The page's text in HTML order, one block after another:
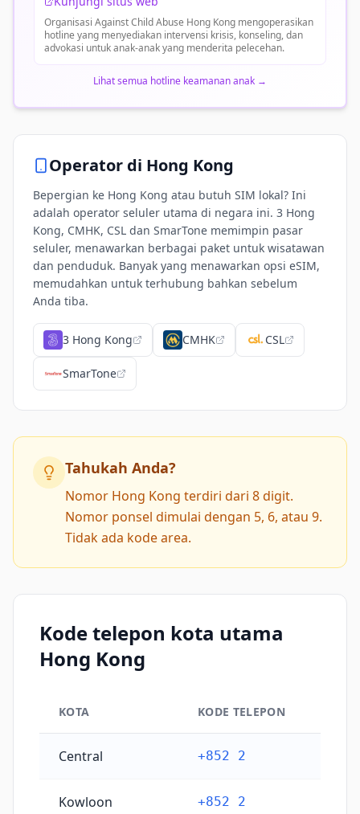
Organisasi Against Child Abuse Hong Kong mengoperasikan
hotline yang menyediakan intervensi krisis, konseling, dan
advokasi untuk anak-anak yang menderita pelecehan.
Lihat semua hotline keamanan anak →
Operator di Hong Kong
Bepergian ke Hong Kong atau butuh SIM lokal? Ini
adalah operator seluler utama di negara ini. 3 Hong
Kong, CMHK, CSL dan SmarTone memimpin pasar
seluler, menawarkan berbagai paket untuk wisatawan
dan penduduk. Banyak yang menawarkan opsi eSIM,
memudahkan untuk terhubung bahkan sebelum
Anda tiba.
3 Hong Kong CMHK CSL
SmarTone
Tahukah Anda?
Nomor Hong Kong terdiri dari 8 digit.
Nomor ponsel dimulai dengan 5, 6, atau 9.
Tidak ada kode area.
Kode telepon kota utama
Hong Kong
KOTA KODE TELEPON
Central +852 2
Kowloon +852 2